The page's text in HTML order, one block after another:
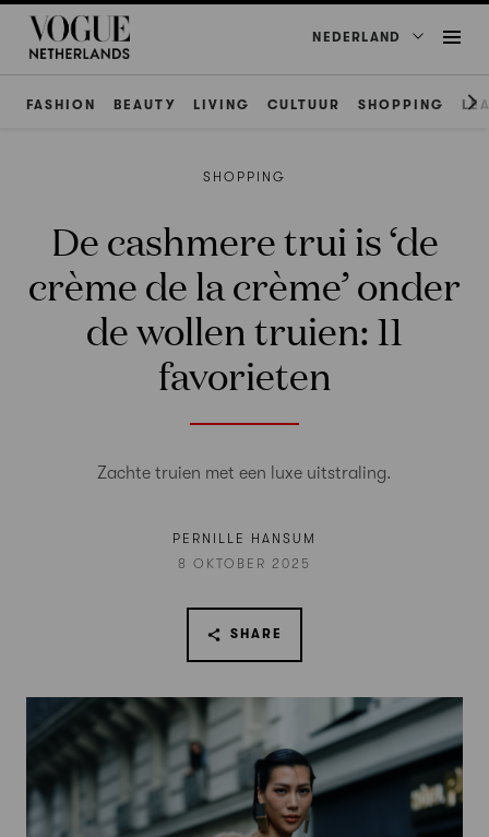
NEDERLAND
FASHION BEAUTY LIVING CULTUUR SHOPPING
SHOPPING
De cashmere trui is ‘de
crème de la crème’ onder
de wollen truien: 11
favorieten
Zachte truien met een luxe uitstraling.
PERNILLE HANSUM
8 OKTOBER 2025
SHARE